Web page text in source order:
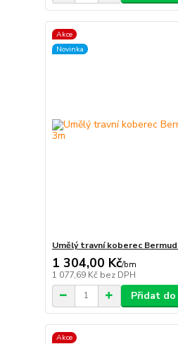
Akce
Novinka
Umělý travní koberec
1 304,00 Kč/bm
1 077,69 Kč bez DPH
Přidat do
Akce